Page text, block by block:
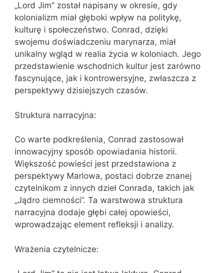
„Lord Jim” został napisany w okresie, gdy
kolonializm miał głęboki wpływ na politykę,
kulturę i społeczeństwo. Conrad, dzięki
swojemu doświadczeniu marynarza, miał
unikalny wgląd w realia życia w koloniach. Jego
przedstawienie wschodnich kultur jest zarówno
fascynujące, jak i kontrowersyjne, zwłaszcza z
perspektywy dzisiejszych czasów.
Struktura narracyjna:
Co warte podkreślenia, Conrad zastosował
innowacyjny sposób opowiadania historii.
Większość powieści jest przedstawiona z
perspektywy Marlowa, postaci dobrze znanej
czytelnikom z innych dzieł Conrada, takich jak
„Jądro ciemności”. Ta warstwowa struktura
narracyjna dodaje głębi całej opowieści,
wprowadzając element refleksji i analizy.
Wrażenia czytelnicze: